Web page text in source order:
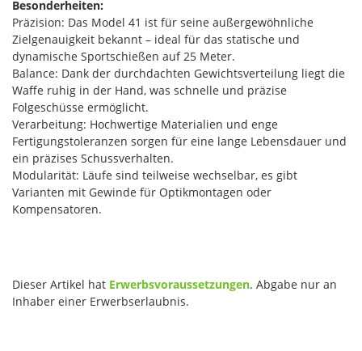
Besonderheiten:
Präzision: Das Model 41 ist für seine außergewöhnliche
Zielgenauigkeit bekannt – ideal für das statische und
dynamische Sportschießen auf 25 Meter.
Balance: Dank der durchdachten Gewichtsverteilung liegt die
Waffe ruhig in der Hand, was schnelle und präzise
Folgeschüsse ermöglicht.
Verarbeitung: Hochwertige Materialien und enge
Fertigungstoleranzen sorgen für eine lange Lebensdauer und
ein präzises Schussverhalten.
Modularität: Läufe sind teilweise wechselbar, es gibt
Varianten mit Gewinde für Optikmontagen oder
Kompensatoren.
Dieser Artikel hat Erwerbsvoraussetzungen. Abgabe nur an
Inhaber einer Erwerbserlaubnis.